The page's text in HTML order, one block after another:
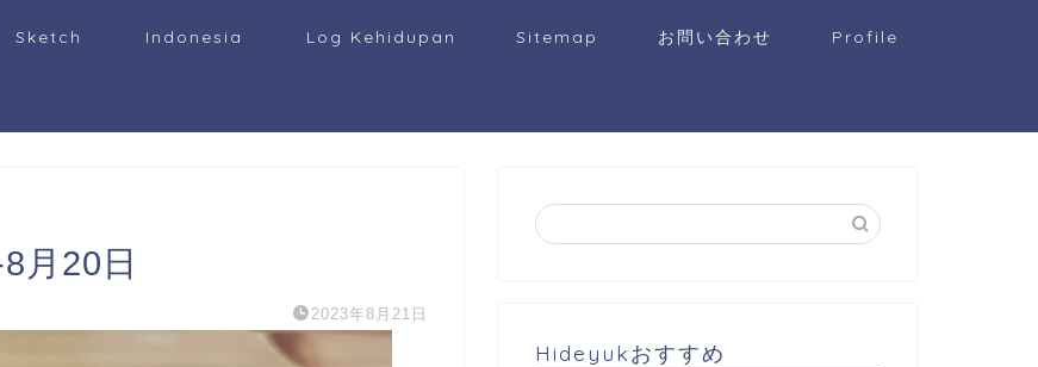
Sketch Indonesia Log Kehidupan Sitemap お問い合わせ Profile
月20日
2023年8月21日
Hideyukおすすめ